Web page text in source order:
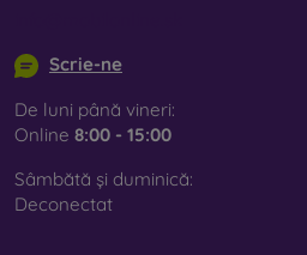
Scrie-ne
De luni până vineri:
Online 8:00 - 15:00
Sâmbătă și duminică:
Deconectat